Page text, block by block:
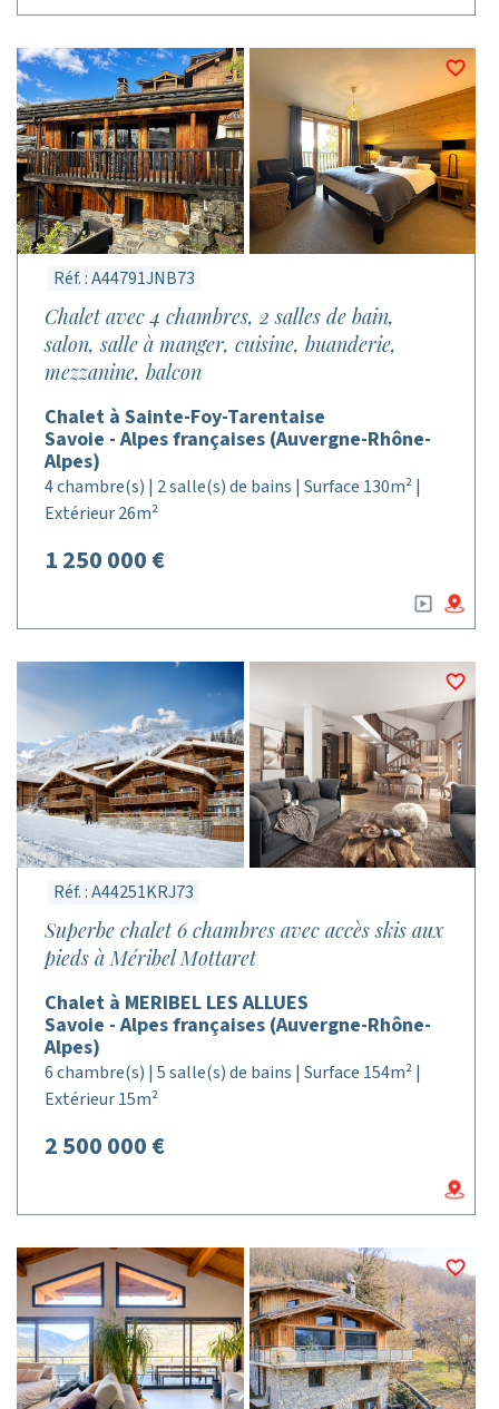
Réf. : A44791JNB73
Chalet avec 4 chambres, 2 salles de bain,
salon, salle à manger, cuisine, buanderie,
mezzanine, balcon
Chalet à Sainte-Foy-Tarentaise
Savoie - Alpes françaises (Auvergne-Rhône-
Alpes)
4 chambre(s) | 2 salle(s) de bains | Surface 130m² |
Extérieur 26m²
1 250 000 €
Réf. : A44251KRJ73
Superbe chalet 6 chambres avec accès skis aux
pieds à Méribel Mottaret
Chalet à MERIBEL LES ALLUES
Savoie - Alpes françaises (Auvergne-Rhône-
Alpes)
6 chambre(s) | 5 salle(s) de bains | Surface 154m² |
Extérieur 15m²
2 500 000 €